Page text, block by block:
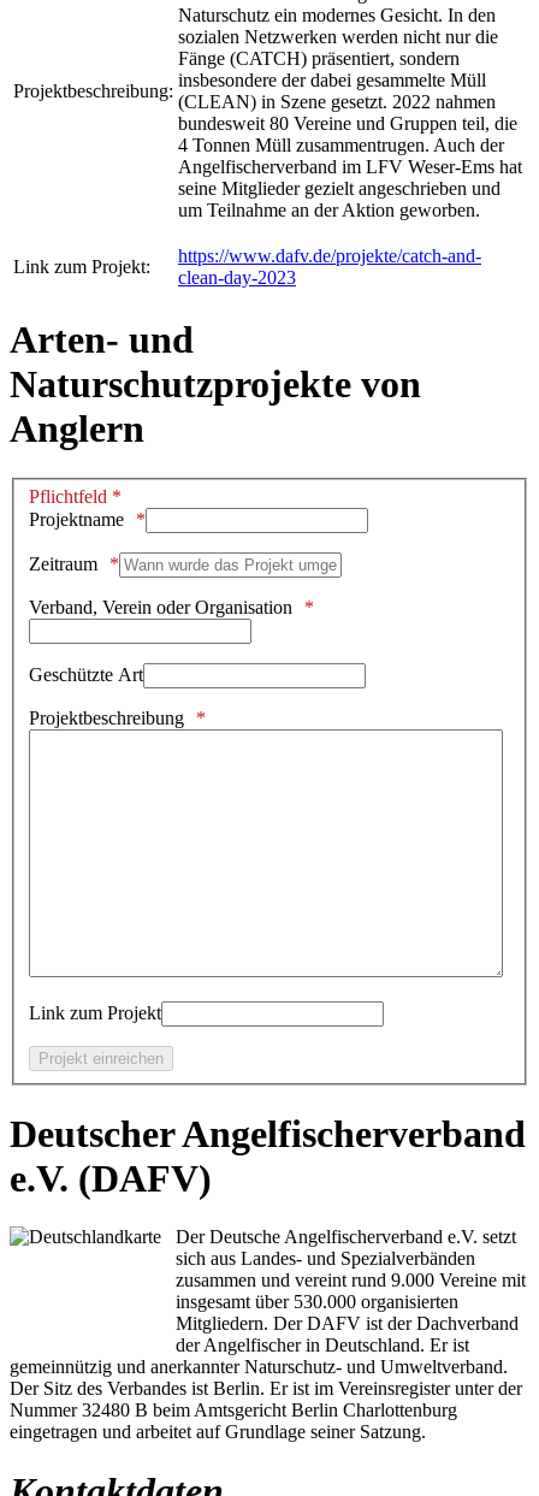
Projektbeschreibung:
Naturschutz ein modernes Gesicht. In den
sozialen Netzwerken werden nicht nur die
Fänge (CATCH) präsentiert, sondern
insbesondere der dabei gesammelte Müll
(CLEAN) in Szene gesetzt. 2022 nahmen
bundesweit 80 Vereine und Gruppen teil, die
4 Tonnen Müll zusammentrugen. Auch der
Angelfischerverband im LFV Weser-Ems hat
seine Mitglieder gezielt angeschrieben und
um Teilnahme an der Aktion geworben.
Link zum Projekt:
https://www.dafv.de/projekte/catch-and-
clean-day-2023
Arten- und
Naturschutzprojekte von
Anglern
Pflichtfeld *
Projektname
Zeitraum
Verband, Verein oder Organisation
Geschützte Art
Projektbeschreibung
Link zum Projekt
Deutscher Angelfischerverband
e.V. (DAFV)
Der Deutsche Angelfischerverband e.V. setzt
sich aus Landes- und Spezialverbänden
zusammen und vereint rund 9.000 Vereine mit
insgesamt über 530.000 organisierten
Mitgliedern. Der DAFV ist der Dachverband
der Angelfischer in Deutschland. Er ist
gemeinnützig und anerkannter Naturschutz- und Umweltverband.
Der Sitz des Verbandes ist Berlin. Er ist im Vereinsregister unter der
Nummer 32480 B beim Amtsgericht Berlin Charlottenburg
eingetragen und arbeitet auf Grundlage seiner Satzung.